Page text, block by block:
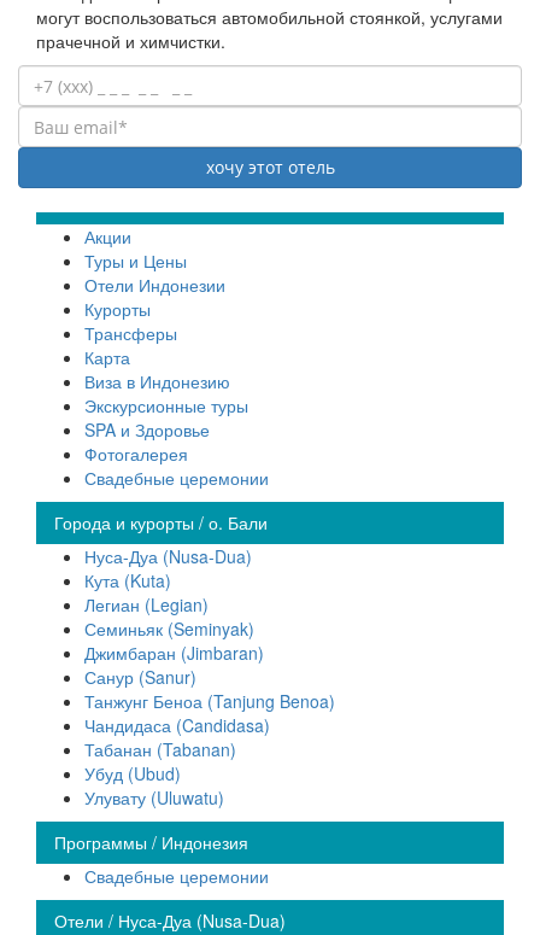
могут воспользоваться автомобильной стоянкой, услугами
прачечной и химчистки.
Акции
Туры и Цены
Отели Индонезии
Курорты
Трансферы
Карта
Виза в Индонезию
Экскурсионные туры
SPA и Здоровье
Фотогалерея
Свадебные церемонии
Города и курорты / о. Бали
Нуса-Дуа (Nusa-Dua)
Кута (Kuta)
Легиан (Legian)
Семиньяк (Seminyak)
Джимбаран (Jimbaran)
Санур (Sanur)
Танжунг Беноа (Tanjung Benoa)
Чандидаса (Candidasa)
Табанан (Tabanan)
Убуд (Ubud)
Улувату (Uluwatu)
Программы / Индонезия
Свадебные церемонии
Отели / Нуса-Дуа (Nusa-Dua)